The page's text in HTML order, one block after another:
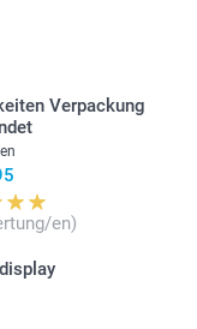
Verpackung
en)